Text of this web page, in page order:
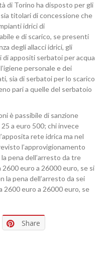
di Torino ha disposto per gli
titolari di concessione che
idrici di
e di scarico, se presenti
degli allacci idrici, gli
appositi serbatoi per acqua
personale e dei
sia di serbatoi per lo scarico
pari a quelle del serbatoio
è passibile di sanzione
a euro 500; chi invece
rete idrica ma nel
l’approvigionamento
pena dell’arresto da tre
2600 euro a 26000 euro, se si
pena dell’arresto da sei
2600 euro a 26000 euro, se
Share